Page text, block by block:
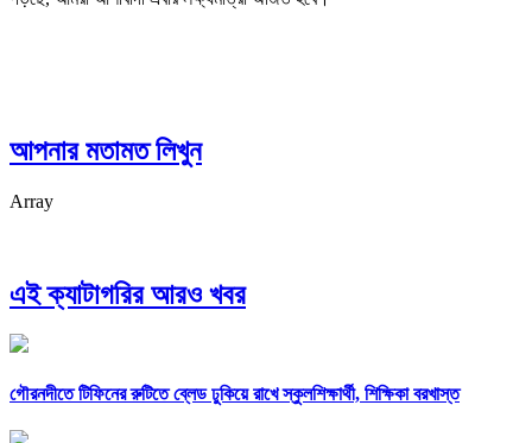
আপনার মতামত লিখুন
Array
এই ক্যাটাগরির আরও খবর
গৌরনদীতে টিফিনের রুটিতে ব্লেড ঢুকিয়ে রাখে স্কুলশিক্ষার্থী, শিক্ষিকা বরখাস্ত